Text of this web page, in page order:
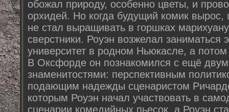
обожал природу, особенно цветы, и
орхидей. Но когда будущий комик
не стал выращивать в горшках
сверстники. Роуэн возжелал заниматься
университет в родном Ньюкасле, а
В Оксфорде он познакомился с ещё
знаменитостями: перспективным
подающим надежды сценаристом
которым Роуэн начал участвовать в
сценарии комедийных пьесок, а Роуэн